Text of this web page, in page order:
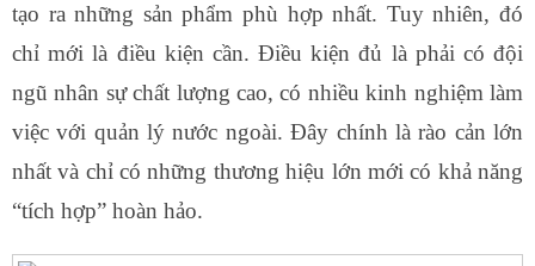
tạo ra những sản phẩm phù hợp nhất. Tuy nhiên, đó
chỉ mới là điều kiện cần. Điều kiện đủ là phải có đội
ngũ nhân sự chất lượng cao, có nhiều kinh nghiệm làm
việc với quản lý nước ngoài. Đây chính là rào cản lớn
nhất và chỉ có những thương hiệu lớn mới có khả năng
“tích hợp” hoàn hảo.